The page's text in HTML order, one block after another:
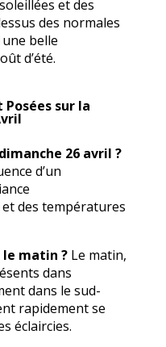
et des
des normales
belle
d’été.
sur la
26 avril ?
d’un
des températures
matin ?Le matin,
dans
dans le sud-
rapidement se
éclaircies.